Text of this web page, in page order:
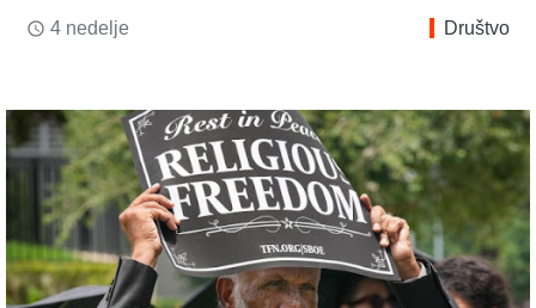
access_time 4 nedelje Društvo